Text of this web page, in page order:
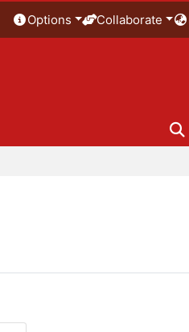
Options Collaborate